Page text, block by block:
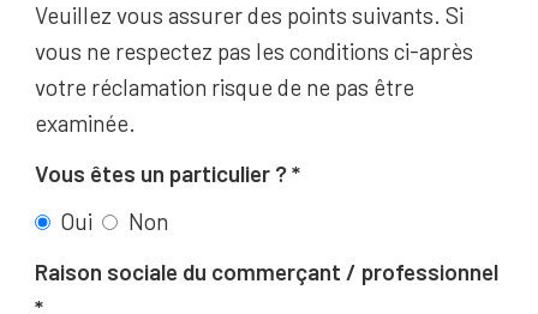
Veuillez vous assurer des points suivants. Si
vous ne respectez pas les conditions ci-après
votre réclamation risque de ne pas être
examinée.
Vous êtes un particulier ?
Oui
Non
Raison sociale du commerçant / professionnel